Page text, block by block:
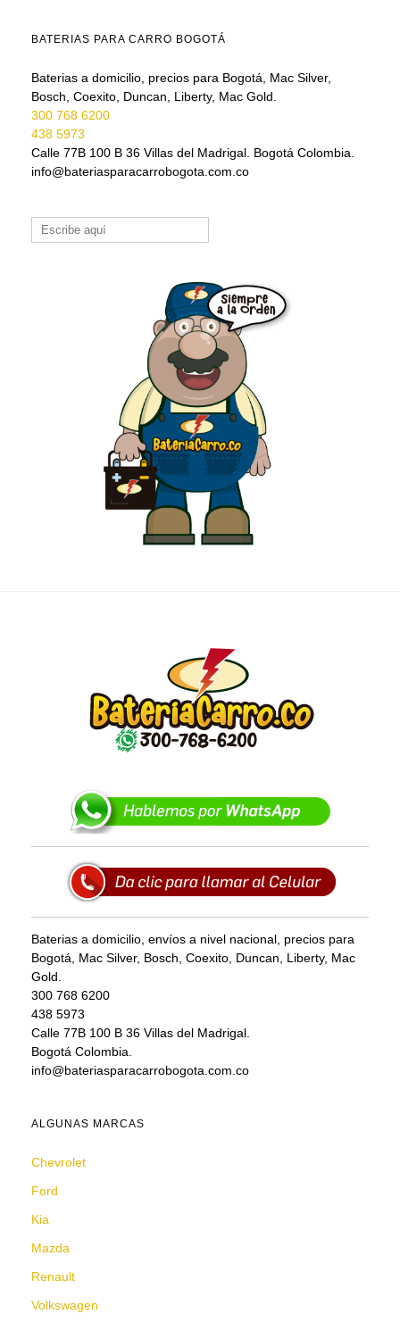
BATERIAS PARA CARRO BOGOTÁ
Baterias a domicilio, precios para Bogotá, Mac Silver,
Bosch, Coexito, Duncan, Liberty, Mac Gold.
300 768 6200
438 5973
Calle 77B 100 B 36 Villas del Madrigal. Bogotá Colombia.
info@bateriasparacarrobogota.com.co
Buscar:
Baterias a domicilio, envíos a nivel nacional, precios para
Bogotá, Mac Silver, Bosch, Coexito, Duncan, Liberty, Mac
Gold.
300 768 6200
438 5973
Calle 77B 100 B 36 Villas del Madrigal.
Bogotá Colombia.
info@bateriasparacarrobogota.com.co
ALGUNAS MARCAS
Chevrolet
Ford
Kia
Mazda
Renault
Volkswagen